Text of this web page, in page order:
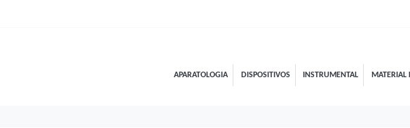
APARATOLOGIA DISPOSITIVOS INSTRUMENTAL MATERIAL